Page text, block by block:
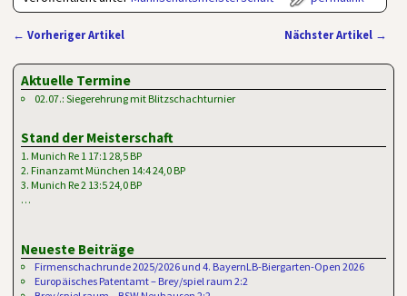
← Vorheriger Artikel Nächster Artikel →
Aktuelle Termine
02.07.: Siegerehrung mit Blitzschachturnier
Stand der Meisterschaft
1. Munich Re 1 17:1 28,5 BP
2. Finanzamt München 14:4 24,0 BP
3. Munich Re 2 13:5 24,0 BP
…
Neueste Beiträge
Firmenschachrunde 2025/2026 und 4. BayernLB-Biergarten-Open 2026
Europäisches Patentamt – Brey/spiel raum 2:2